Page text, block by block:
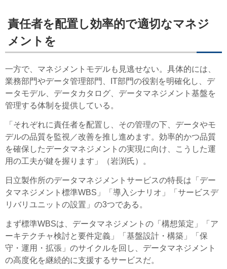
責任者を配置し効率的で適切なマネジ
メントを
一方で、マネジメントモデルも見逃せない。具体的には、
業務部門やデータ管理部門、IT部門の役割を明確化し、デ
ータモデル、データカタログ、データマネジメント基盤を
管理する体制を提供している。
「それぞれに責任者を配置し、その管理の下、データやモ
デルの品質を監視／改善を推し進めます。効率的かつ品質
を確保したデータマネジメントの実現に向け、こうした運
用の工夫が鍵を握ります」（岩渕氏）。
日立製作所のデータマネジメントサービスの特長は「デー
タマネジメント標準WBS」「導入シナリオ」「サービスデ
リバリユニットの設置」の3つである。
まず標準WBSは、データマネジメントの「構想策定」「ア
ーキテクチャ検討と要件定義」「基盤設計・構築」「保
守・運用・拡張」のサイクルを回し、データマネジメント
の高度化を継続的に支援するサービスだ。